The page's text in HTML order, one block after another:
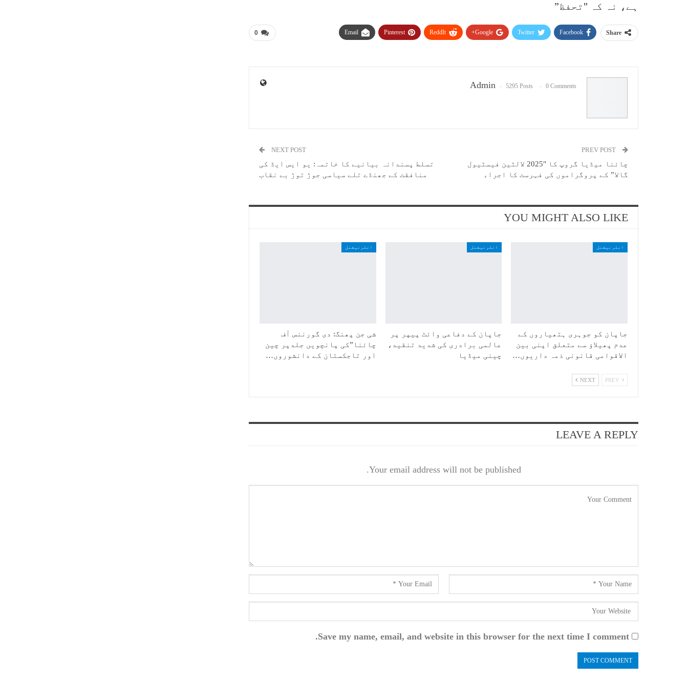
ہے، نہ کہ "تحفظ”
0 Share
Facebook
Twitter
Google+
ReddIt
Pinterest
Email
Admin 5295 Posts 0 Comments
چائنا میڈیا گروپ کا "2025 لالٹین فیسٹیول
گالا” کے پروگراموں کی فہرست کا اجراء
NEXT POST
تسلط پسندانہ بیانیے کا خاتمہ: یو ایس ایڈ کی
منافقت کے جھنڈے تلے سیاسی جوڑ توڑ بے نقاب
YOU MIGHT ALSO LIKE
انٹرنیشنل
جاپان کو جوہری ہتھیاروں کے
عدم پھیلاؤ سے متعلق اپنی بین
الاقوامی قانونی ذمہ داریوں…
انٹرنیشنل
جاپان کے دفاعی وائٹ پیپر پر
عالمی برادری کی شدید تنقید،
چینی میڈیا
انٹرنیشنل
شی جن پھنگ: دی گورننس آف
چائنا”کی پانچویں جلدپر چین
اور تاجکستان کے دانشوروں…
NEXT
LEAVE A REPLY
Your email address will not be published.
Save my name, email, and website in this browser for the next time I comment.